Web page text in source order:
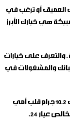
العميق أو ترغب في
هي خيارك الأبرز
والتعرف على خيارات
والمشغولات في
عيار 24.